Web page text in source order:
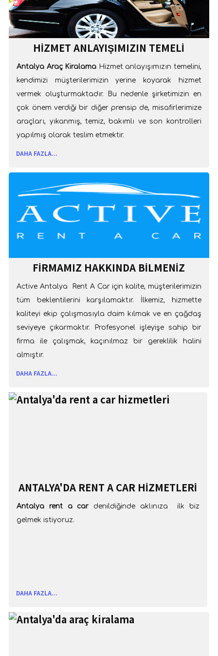
HIZMET ANLAYIŞIMIZIN TEMELI
Antalya Araç Kiralama Hizmet anlayışımızın temelini,
kendimizi müşterilerimizin yerine koyarak hizmet
vermek oluşturmaktadır. Bu nedenle şirketimizin en
çok önem verdiği bir diğer prensip de, misafirlerimize
araçları, yıkanmış, temiz, bakımlı ve son kontrolleri
yapılmış olarak teslim etmektir.
DAHA FAZLA...
FIRMAMIZ HAKKINDA BILMENIZ
GEREKENLER
Active Antalya Rent A Car için kalite, müşterilerimizin
tüm beklentilerini karşılamaktır. İlkemiz, hizmette
kaliteyi ekip çalışmasıyla daim kılmak ve en çağdaş
seviyeye çıkarmaktır. Profesyonel işleyişe sahip bir
firma ile çalışmak, kaçınılmaz bir gereklilik halini
almıştır.
DAHA FAZLA...
ANTALYA'DA RENT A CAR HIZMETLERI
Antalya rent a car denildiğinde aklınıza ilk biz
gelmek istiyoruz.
DAHA FAZLA...